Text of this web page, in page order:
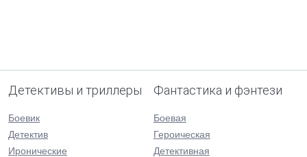
Детективы и триллеры
Боевик
Детектив
Иронические
Фантастика и фэнтези
Боевая
Героическая
Детективная